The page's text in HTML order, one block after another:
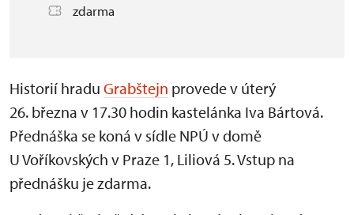
zdarma
Historií hradu Grabštejn provede v úterý
26. března v 17.30 hodin kastelánka Iva Bártová.
Přednáška se koná v sídle NPÚ v domě
U Voříkovských v Praze 1, Liliová 5. Vstup na
přednášku je zdarma.